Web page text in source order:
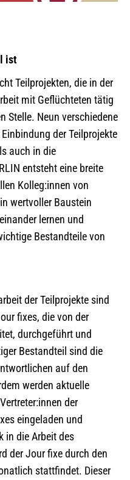
ist
Teilprojekten, die in der
mit Geflüchteten tätig
Stelle. Neun verschiedene
der Teilprojekte
auch in die
entsteht eine breite
Kolleg:innen von
wertvoller Baustein
lernen und
Bestandteile von
der Teilprojekte sind
fixes, die von der
durchgeführt und
Bestandteil sind die
auf den
werden aktuelle
der
eingeladen und
in die Arbeit des
der Jour fixe durch den
stattfindet. Dieser